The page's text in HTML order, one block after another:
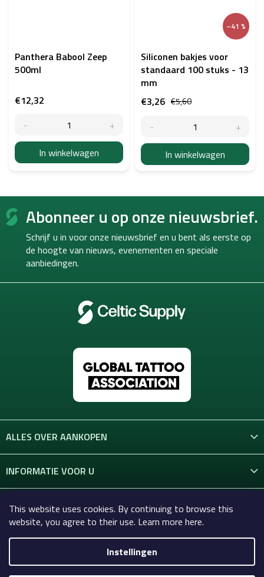
This website uses cookies. By continuing to browse this
website, you agree to their use. Learn more here.
Instellingen
Panthera Babool Zeep
500ml
€12,32
In winkelwagen
–41 %
Siliconen bakjes voor
standaard 100 stuks - 13
mm
€5,60
€3,26
In winkelwagen
F
Abonneer u op onze nieuwsbrief.
Schrijf u in voor onze nieuwsbrief en u bent als eerste op
de hoogte van nieuws, evenementen en speciale
aanbiedingen.
ALLES OVER AANKOPEN
INFORMATIE VOOR U
CONTACT
Copyright 2026Celtic-Supply.nl | Alles voor tatoeages en